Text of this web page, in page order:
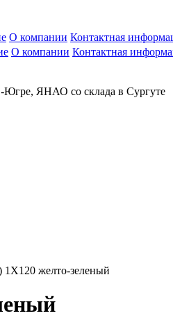
О компании Контактная
О компании Контактная
Югре, ЯНАО со склада в Сургуте
желто-зеленый